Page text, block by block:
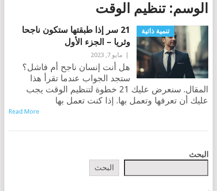
الوسم: تنظيم الوقت
تنمية ذاتية
21 سر إذا طبقتها ستكون ناجحا
وثريا – الجزء الأول
مايو 7, 2023
هل أنت إنسان ناجح أم فاشل؟
ستجد الجواب عندما تقرأ هذا
المقال. سنعرض عليك 21 خطوة لتنظيم الوقت يجب
عليك أن تعرفها وتعمل بها. إذا كنت تعمل بها
Read More
POSTS
البحث
البحث